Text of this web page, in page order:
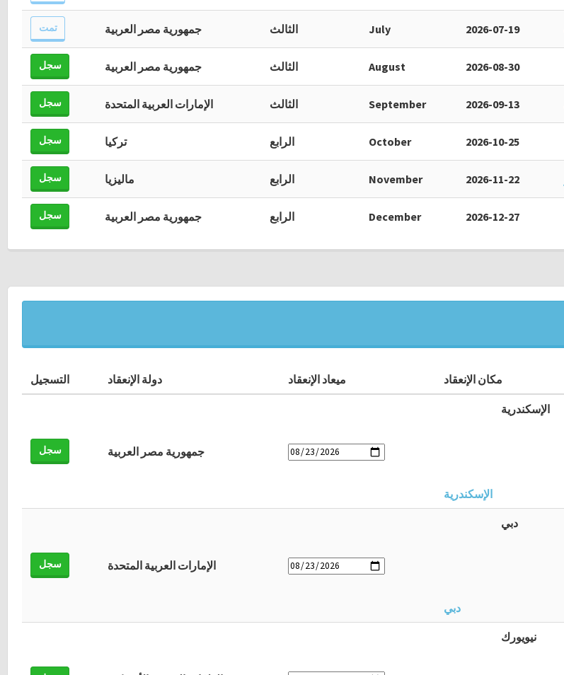
2026-07-19
July الثالث جمهورية مصر العربية تمت
2026-08-30
August الثالث جمهورية مصر العربية سجل
2026-09-13
September الثالث الإمارات العربية المتحدة سجل
2026-10-25
October الرابع تركيا سجل
2026-11-22
November الرابع ماليزيا سجل
2026-12-27
December الرابع جمهورية مصر العربية سجل
مكان الإنعقاد ميعاد الإنعقاد دولة الإنعقاد التسجيل
الإسكندرية
جمهورية مصر العربية سجل
دبي
الإمارات العربية المتحدة سجل